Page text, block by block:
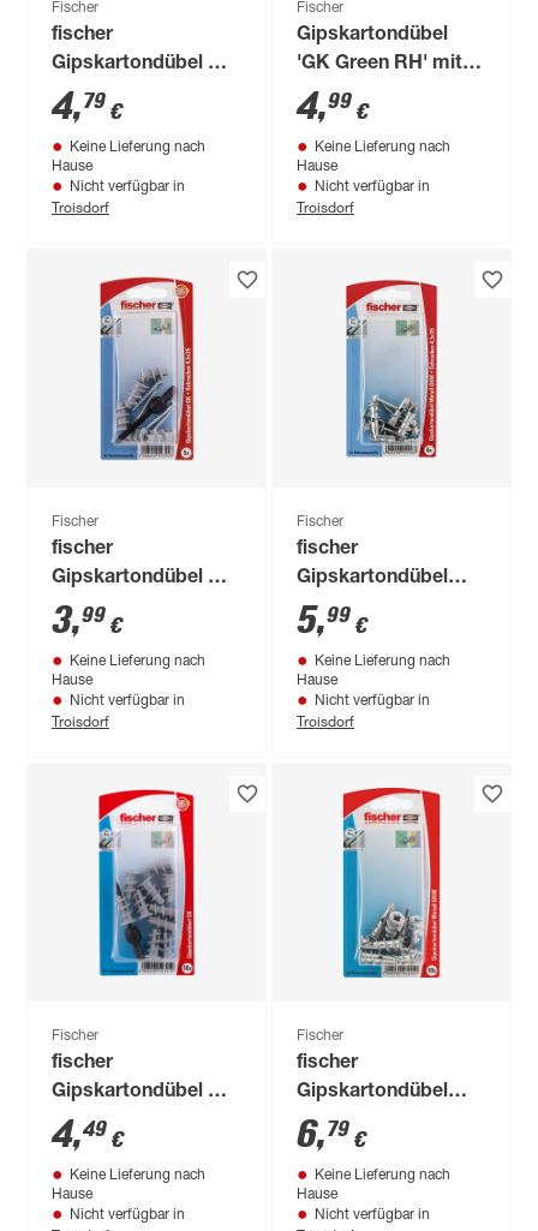
Fischer
fischer
Gipskartondübel GK
WH mit Winkelhaken
5 Stück
4,79 €
Keine Lieferung nach
Hause
Nicht verfügbar in
Troisdorf
Fischer
Gipskartondübel
'GK Green RH' mit
Rundhaken Ø 4,3 x
46 mm, 5 Stück
4,99 €
Keine Lieferung nach
Hause
Nicht verfügbar in
Troisdorf
Fischer
fischer
Gipskartondübel GK
S mit Schraube 5
Stück
3,99 €
Keine Lieferung nach
Hause
Nicht verfügbar in
Troisdorf
Fischer
fischer
Gipskartondübel
Metall GKM S mit
Schraube 6 Stück
5,99 €
Keine Lieferung nach
Hause
Nicht verfügbar in
Troisdorf
Fischer
fischer
Gipskartondübel GK
10 Stück
4,49 €
Keine Lieferung nach
Hause
Nicht verfügbar in
Fischer
fischer
Gipskartondübel
Metall GKM 10
Stück
6,79 €
Keine Lieferung nach
Hause
Nicht verfügbar in